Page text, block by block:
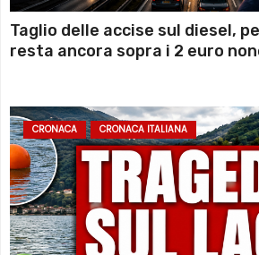
Taglio delle accise sul diesel,
resta ancora sopra i 2 euro
CRONACA CRONACA ITALIANA